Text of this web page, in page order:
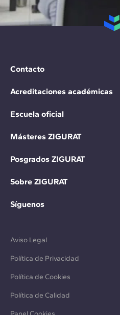
Contacto
Acreditaciones académicas
Escuela oficial
Másteres ZIGURAT
Posgrados ZIGURAT
Sobre ZIGURAT
Síguenos
Aviso Legal
Política de Privacidad
Política de Cookies
Política de Calidad